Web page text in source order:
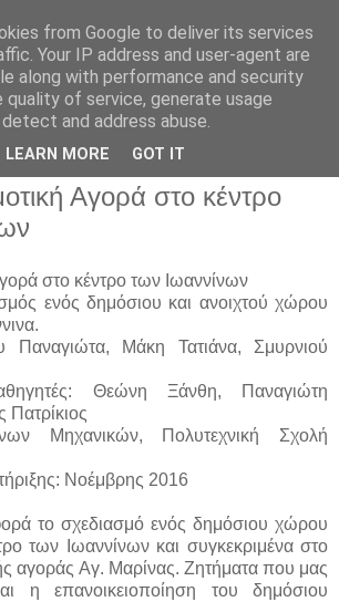
Αγορά στο κέντρο
στο κέντρο των Ιωαννίνων
ενός δημόσιου και ανοιχτού χώρου
Παναγιώτα, Μάκη Τατιάνα, Σμυρνιού
Θεώνη Ξάνθη, Παναγιώτη
Πατρίκιος
Μηχανικών, Πολυτεχνική Σχολή
Νοέμβρης 2016
το σχεδιασμό ενός δημόσιου χώρου
των Ιωαννίνων και συγκεκριμένα στο
αγοράς Αγ. Μαρίνας. Ζητήματα που μας
η επανοικειοποίηση του δημόσιου
from Google to deliver its services
Your IP address and user-agent are
along with performance and security
of service, generate usage
and address abuse.
LEARN MORE GOT IT